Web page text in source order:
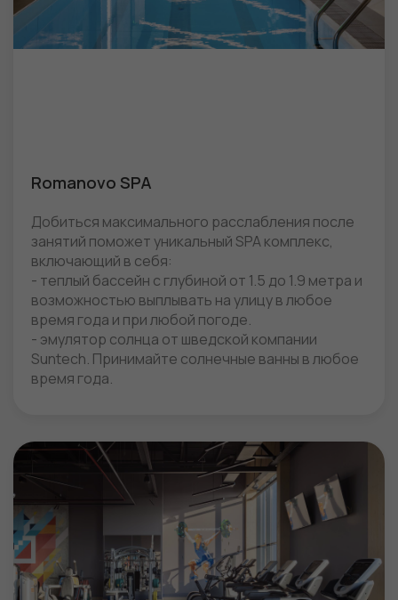
Romanovo SPA
Добиться максимального расслабления после
занятий поможет уникальный SPA комплекс,
включающий в себя:
- теплый бассейн с глубиной от 1.5 до 1.9 метра и
возможностью выплывать на улицу в любое
время года и при любой погоде.
- эмулятор солнца от шведской компании
Suntech. Принимайте солнечные ванны в любое
время года.